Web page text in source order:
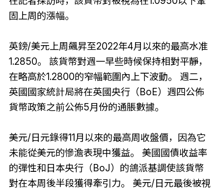
固上周的漲幅。
英鎊/美元上周飆昇至2022年4月以來的最高水准
1.2850。 該貨幣對週一早些時候保持相對平靜，
在略高於1.2800的窄幅範圍內上下波動。 週二，
英國國家統計局將在英國央行（BoE）週四公佈
貨幣政策之前公佈5月份的通脹數據。
美元/日元錄得11月以來的最高周收盤價，因為它
未能從美元的慘澹表現中獲益。 美國國債收益率
的彈性和日本央行（BoJ）的鴿派基調使該貨幣
對在本周後半段獲得牽引力。 美元/日元最後被視